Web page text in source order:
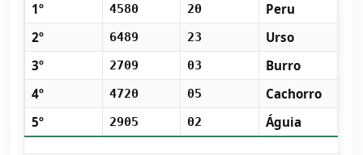
1º 4580 20
Peru
2º
6489 23
Urso
3º
2709 03
Burro
4º
4720 05
Cachorro
5º
2905 02 Águia